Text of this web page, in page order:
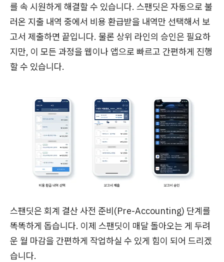
를 속 시원하게 해결할 수 있습니다. 스팬딧은 자동으로 불
러온 지출 내역 중에서 비용 환급받을 내역만 선택해서 보
고서 제출하면 끝입니다. 물론 상위 라인의 승인은 필요하
지만, 이 모든 과정을 웹이나 앱으로 빠르고 간편하게 진행
할 수 있습니다.
스팬딧은 회계 결산 사전 준비(Pre-Accounting) 단계를
똑똑하게 돕습니다. 이제 스팬딧이 매달 돌아오는 게 두려
운 월 마감을 간편하게 작업하실 수 있게 힘이 되어 드리겠
습니다.